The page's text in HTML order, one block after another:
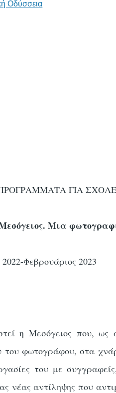
Οδύσσεια
ΓΙΑ
Μια
Φεβρουάριος 2023
η Μεσόγειος που, ως
του φωτογράφου, στα
του με
νέας αντίληψης που